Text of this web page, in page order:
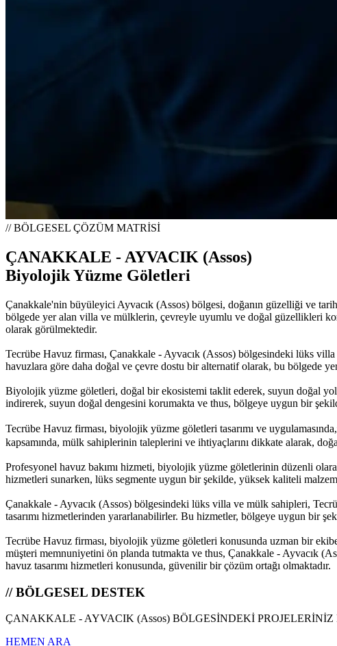
// BÖLGESEL ÇÖZÜM MATRİSİ
ÇANAKKALE - AYVACIK (Assos)
Biyolojik Yüzme Göletleri
Çanakkale'nin büyüleyici Ayvacık (Assos) bölgesi, doğanın güzelliği ve
bölgede yer alan villa ve mülklerin, çevreyle uyumlu ve doğal güzellikleri
olarak görülmektedir.
Tecrübe Havuz firması, Çanakkale - Ayvacık (Assos) bölgesindeki lüks
havuzlara göre daha doğal ve çevre dostu bir alternatif olarak, bu bölgede yer
Biyolojik yüzme göletleri, doğal bir ekosistemi taklit ederek, suyun doğal
indirerek, suyun doğal dengesini korumakta ve thus, bölgeye uygun bir
Tecrübe Havuz firması, biyolojik yüzme göletleri tasarımı ve
kapsamında, mülk sahiplerinin taleplerini ve ihtiyaçlarını dikkate alarak,
Profesyonel havuz bakımı hizmeti, biyolojik yüzme göletlerinin düzenli
hizmetleri sunarken, lüks segmente uygun bir şekilde, yüksek kaliteli
Çanakkale - Ayvacık (Assos) bölgesindeki lüks villa ve mülk sahipleri,
tasarımı hizmetlerinden yararlanabilirler. Bu hizmetler, bölgeye uygun bir
Tecrübe Havuz firması, biyolojik yüzme göletleri konusunda uzman bir
müşteri memnuniyetini ön planda tutmakta ve thus, Çanakkale - Ayvacık
havuz tasarımı hizmetleri konusunda, güvenilir bir çözüm ortağı olmaktadır.
// BÖLGESEL DESTEK
ÇANAKKALE - AYVACIK (Assos) BÖLGESİNDEKİ
HEMEN ARA